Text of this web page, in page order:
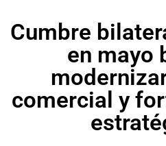
Cumbre
en mayo
comercial y